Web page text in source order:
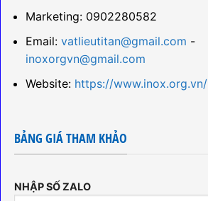
Marketing: 0902280582
Email: vatlieutitan@gmail.com -
inoxorgvn@gmail.com
Website: https://www.inox.org.vn/
BẢNG GIÁ THAM KHẢO
NHẬP SỐ ZALO